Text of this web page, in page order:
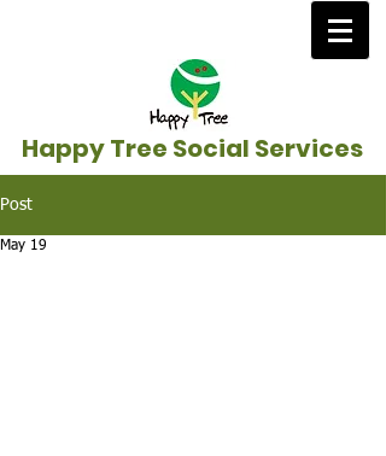
Happy Tree Social Services
Post
May 19